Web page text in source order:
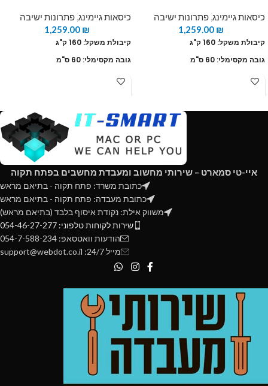
כיסאות גיימינג, פתרונות ישיבה
1,259.00 ₪
קיבולת משקל: 160 ק"ג
גובה מקסימלי: 60 ס"מ
כיסאות גיימינג, פתרונות ישיבה
1,259.00 ₪
קיבולת משקל: 160 ק"ג
גובה מקסימלי: 60 ס"מ
איי-טי סמארט – שירותי מחשוב ומעבדת מחשבים בפתח תקוה
כתובת משרד: פתח תקוה - בתיאם מראש
כתובת מעבדה: פתח תקוה - בתיאם מראש
משווק אילת: נקודת איסוף בלבד (בתיאם מראש)
שירות לקוחות טלפוני: 054-46-27-277
הודעות וואטסאפ: 054-7-588-234
מייל 24/7: support@webdot.co.il